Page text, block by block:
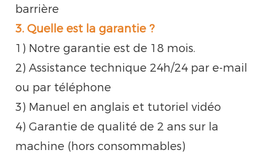
barrière
3. Quelle est la garantie ?
1) Notre garantie est de 18 mois.
2) Assistance technique 24h/24 par e-mail
ou par téléphone
3) Manuel en anglais et tutoriel vidéo
4) Garantie de qualité de 2 ans sur la
machine (hors consommables)